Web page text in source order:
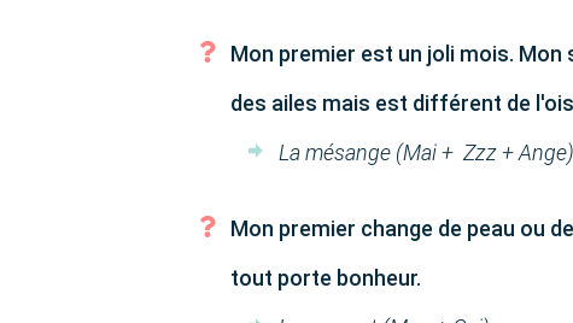
Mon premier est un joli mois.
des ailes mais est différent de
La mésange (Mai + Zzz + Ange)
Mon premier change de peau ou
tout porte bonheur.